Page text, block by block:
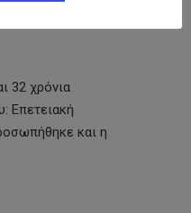
32 χρόνια
Eπετειακή
και η